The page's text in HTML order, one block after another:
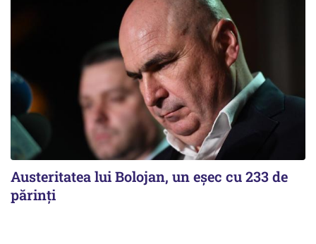
Austeritatea lui Bolojan, un eșec cu 233 de
părinți